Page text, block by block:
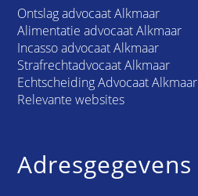
Ontslag advocaat Alkmaar
Alimentatie advocaat Alkmaar
Incasso advocaat Alkmaar
Strafrechtadvocaat Alkmaar
Echtscheiding Advocaat Alkmaar
Relevante websites
Adresgegevens